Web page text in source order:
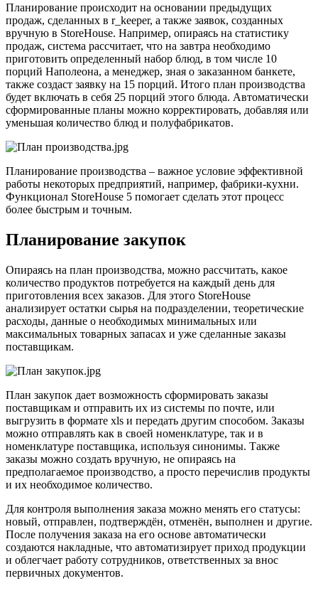
Планирование происходит на основании предыдущих
продаж, сделанных в r_keeper, а также заявок, созданных
вручную в StoreHouse. Например, опираясь на статистику
продаж, система рассчитает, что на завтра необходимо
приготовить определенный набор блюд, в том числе 10
порций Наполеона, а менеджер, зная о заказанном банкете,
также создаст заявку на 15 порций. Итого план производства
будет включать в себя 25 порций этого блюда. Автоматически
сформированные планы можно корректировать, добавляя или
уменьшая количество блюд и полуфабрикатов.
Планирование производства – важное условие эффективной
работы некоторых предприятий, например, фабрики-кухни.
Функционал StoreHouse 5 помогает сделать этот процесс
более быстрым и точным.
Планирование закупок
Опираясь на план производства, можно рассчитать, какое
количество продуктов потребуется на каждый день для
приготовления всех заказов. Для этого StoreHouse
анализирует остатки сырья на подразделении, теоретические
расходы, данные о необходимых минимальных или
максимальных товарных запасах и уже сделанные заказы
поставщикам.
План закупок дает возможность сформировать заказы
поставщикам и отправить их из системы по почте, или
выгрузить в формате xls и передать другим способом. Заказы
можно отправлять как в своей номенклатуре, так и в
номенклатуре поставщика, используя синонимы. Также
заказы можно создать вручную, не опираясь на
предполагаемое производство, а просто перечислив продукты
и их необходимое количество.
Для контроля выполнения заказа можно менять его статусы:
новый, отправлен, подтверждён, отменён, выполнен и другие.
После получения заказа на его основе автоматически
создаются накладные, что автоматизирует приход продукции
и облегчает работу сотрудников, ответственных за внос
первичных документов.